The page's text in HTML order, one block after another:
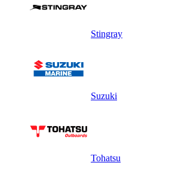
Stingray
Suzuki
Tohatsu